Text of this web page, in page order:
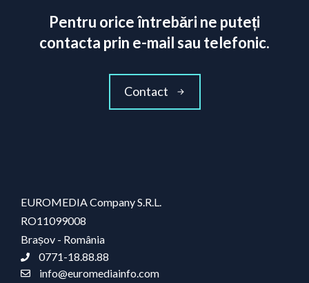
Pentru orice întrebări ne puteți
contacta prin e-mail sau telefonic.
Contact
EUROMEDIA Company S.R.L.
RO11099008
Brașov - România
0771-18.88.88
info@euromediainfo.com